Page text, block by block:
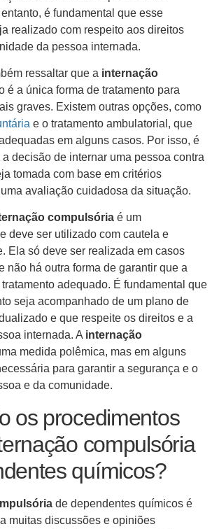
é fundamental que esse
realizado com respeito aos direitos
da pessoa internada.
ressaltar que a internação
é a única forma de tratamento para
graves. Existem outras opções, como
e o tratamento ambulatorial, que
em alguns casos. Por isso, é
decisão de internar uma pessoa contra
tomada com base em critérios
avaliação cuidadosa da situação.
compulsória é um
deve ser utilizado com cautela e
Ela só deve ser realizada em casos
não há outra forma de garantir que a
adequado. É fundamental que
seja acompanhado de um plano de
e que respeite os direitos e a
internada. A internação
medida polêmica, mas em alguns
para garantir a segurança e o
e da comunidade.
os procedimentos
compulsória
químicos?
de dependentes químicos é
muitas discussões e opiniões